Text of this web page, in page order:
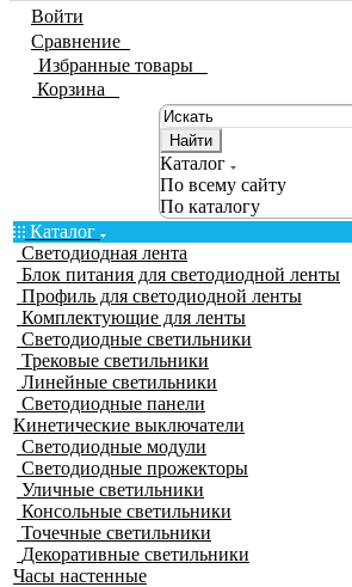
Войти
Сравнение
Избранные товары
Корзина
Найти
Каталог
По всему сайту
По каталогу
Каталог
Светодиодная лента
Блок питания для светодиодной ленты
Профиль для светодиодной ленты
Комплектующие для ленты
Светодиодные светильники
Трековые светильники
Линейные светильники
Светодиодные панели
Кинетические выключатели
Светодиодные модули
Светодиодные прожекторы
Уличные светильники
Консольные светильники
Точечные светильники
Декоративные светильники
Часы настенные